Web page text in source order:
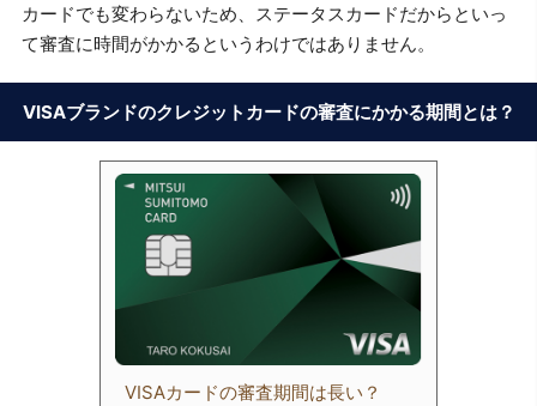
カードでも変わらないため、ステータスカードだからといっ
て審査に時間がかかるというわけではありません。
VISAブランドのクレジットカードの審査にかかる期間とは？
VISAカードの審査期間は長い？